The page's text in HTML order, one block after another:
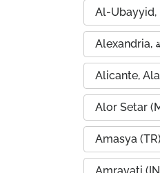
Alicante,
Alor Setar
Amasya (TR)